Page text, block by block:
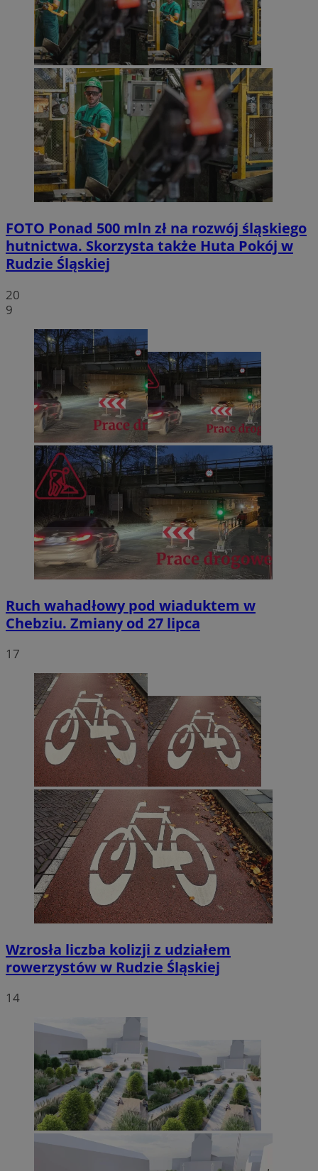
FOTO Ponad 500 mln zł na rozwój śląskiego
hutnictwa. Skorzysta także Huta Pokój w
Rudzie Śląskiej
20
9
Ruch wahadłowy pod wiaduktem w
Chebziu. Zmiany od 27 lipca
17
Wzrosła liczba kolizji z udziałem
rowerzystów w Rudzie Śląskiej
14